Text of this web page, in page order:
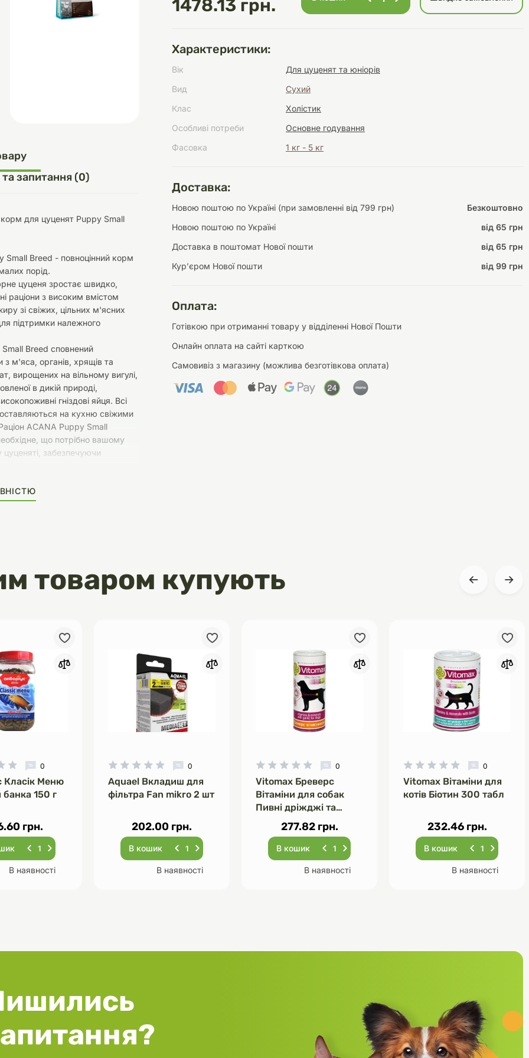
догляду
та аскесуари
Інструменти для
Амуніція
Обігрівачі Освітлення
1478.13 грн.
Характеристики:
Вік
Для цуценят та юніорів
Вид
Сухий
Клас
Холістик
Особливі потреби
Основне годування
Фасовка
1 кг - 5 кг
Доставка:
Новою поштою по Україні (при замовленні від 799 грн)
Безкоштовно
Новою поштою по Україні
від 65 грн
Доставка в поштомат Нової пошти
від 65 грн
Курʼєром Нової пошти
від 99 грн
Оплата:
Готівкою при отриманні товару у відділенні Нової Пошти
Онлайн оплата на сайті карткою
Самовивіз з магазину (можлива безготівкова оплата)
та запитання (0)
для цуценят Puppy Small
Small Breed - повноцінний корм
порід.
цуценя зростає швидко,
раціони з високим вмістом
зі свіжих, цільних м'ясних
підтримки належного
Small Breed сповнений
з м'яса, органів, хрящів та
вирощених на вільному вигулі,
в дикій природі,
гніздові яйця. Всі
на кухню свіжими
ACANA Puppy Small
що потрібно вашому
забезпечуючи
товаром купують
0
Класік Меню
150 г
грн.
В наявності
0
Aquael Вкладиш для
фільтра Fan mikro 2 шт
202.00 грн.
В кошик
В наявності
0
Vitomax Бреверс
Вітаміни для собак
Пивні дріжджі та
Часник 120 табл
277.82 грн.
В кошик
В наявності
0
Vitomax Вітаміни для
котів Біотин 300 табл
232.46 грн.
В кошик
В наявності